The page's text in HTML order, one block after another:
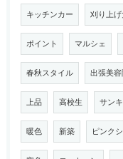
キッチンカー 刈り上
ポイント マルシェ
春秋スタイル 出張美
上品 高校生 サン
暖色 新築 ピンク